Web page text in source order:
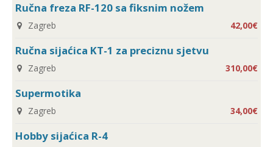
Ručna freza RF-120 sa fiksnim nožem
Zagreb 42,00€
Ručna sijaćica KT-1 za preciznu sjetvu
Zagreb 310,00€
Supermotika
Zagreb 34,00€
Hobby sijaćica R-4